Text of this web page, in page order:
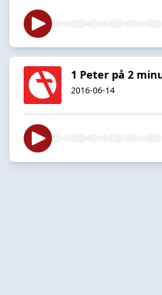
1 Peter på 2
2016-06-14